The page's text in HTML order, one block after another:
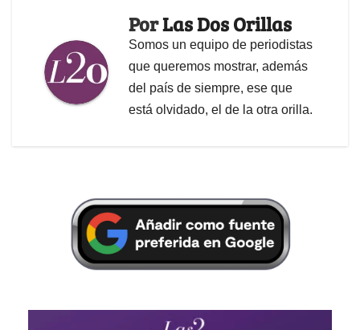
PorLas Dos Orillas
Somos un equipo de periodistas
que queremos mostrar, además
del país de siempre, ese que
está olvidado, el de la otra orilla.